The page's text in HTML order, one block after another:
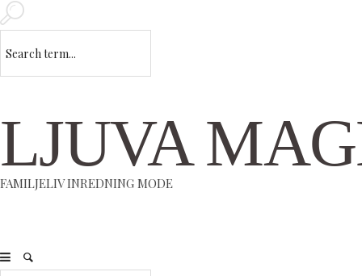
LJUVA
FAMILJELIV INREDNING MODE